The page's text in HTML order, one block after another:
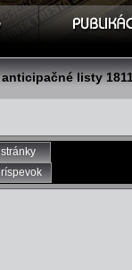
anticipačné listy